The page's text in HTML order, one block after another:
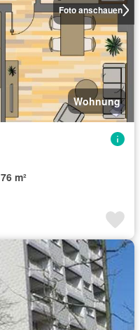
Foto anschauen
Wohnung
76 m²